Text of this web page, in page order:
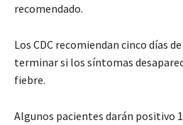
recomendado.
Los CDC recomiendan cinco días
terminar si los síntomas
fiebre.
Algunos pacientes darán positivo